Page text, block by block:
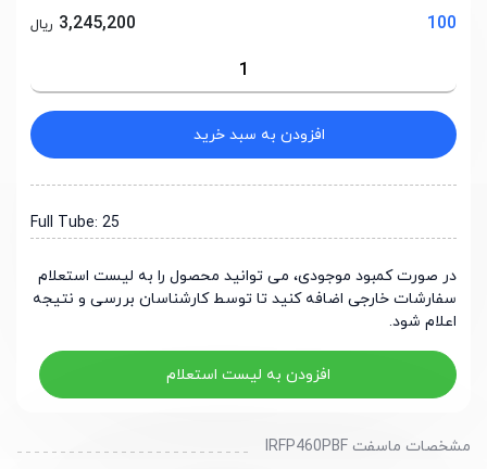
100
3,245,200 ریال
افزودن به سبد خرید
Full Tube: 25
در صورت کمبود موجودی، می توانید محصول را به لیست استعلام
سفارشات خارجی اضافه کنید تا توسط کارشناسان بررسی و نتیجه
اعلام شود.
افزودن به لیست استعلام
مشخصات ماسفت IRFP460PBF